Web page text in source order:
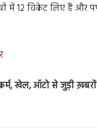
में 12 विकेट लिए हैं
कर्म, खेल, ऑटो से जुड़ी